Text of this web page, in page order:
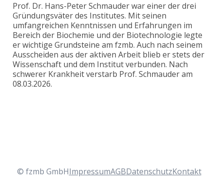
Prof. Dr. Hans-Peter Schmauder war einer der drei
Gründungsväter des Institutes. Mit seinen
umfangreichen Kenntnissen und Erfahrungen im
Bereich der Biochemie und der Biotechnologie legte
er wichtige Grundsteine am fzmb. Auch nach seinem
Ausscheiden aus der aktiven Arbeit blieb er stets der
Wissenschaft und dem Institut verbunden. Nach
schwerer Krankheit verstarb Prof. Schmauder am
08.03.2026.
© fzmb GmbHImpressumAGBDatenschutzKontakt